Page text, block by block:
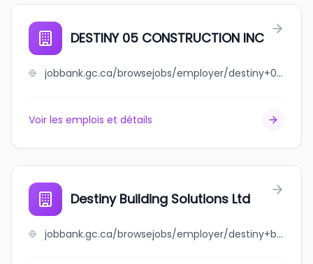
DESTINY 05 CONSTRUCTION INC
jobbank.gc.ca/browsejobs/employer/destiny+05+construction+inc/ca
Voir les emplois et détails
Destiny Building Solutions Ltd
jobbank.gc.ca/browsejobs/employer/destiny+building+solutions+ltd/ca